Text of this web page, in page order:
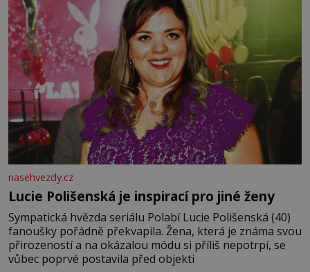
nasehvezdy.cz
Lucie Polišenská je inspirací pro jiné ženy
Sympatická hvězda seriálu Polabí Lucie Polišenská (40)
fanoušky pořádně překvapila. Žena, která je známa svou
přirozeností a na okázalou módu si příliš nepotrpí, se
vůbec poprvé postavila před objekti